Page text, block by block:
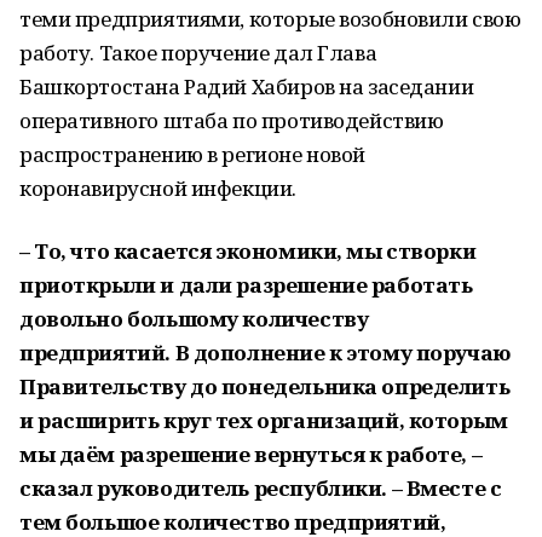
теми предприятиями, которые возобновили свою
работу. Такое поручение дал Глава
Башкортостана Радий Хабиров на заседании
оперативного штаба по противодействию
распространению в регионе новой
коронавирусной инфекции.
– То, что касается экономики, мы створки
приоткрыли и дали разрешение работать
довольно большому количеству
предприятий. В дополнение к этому поручаю
Правительству до понедельника определить
и расширить круг тех организаций, которым
мы даём разрешение вернуться к работе, –
сказал руководитель республики. – Вместе с
тем большое количество предприятий,